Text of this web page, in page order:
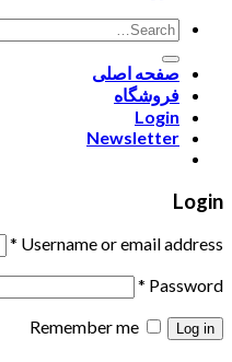
صفحه اصلی
فروشگاه
Login
Newsletter
Login
Username or email address
*
Password
*
Log in
Remember me